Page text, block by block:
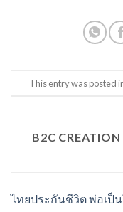
This entry was posted
B2C CREATION
ไทยประกันชีวิต พ่อเป็